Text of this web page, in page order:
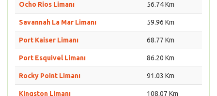
Ocho Rios Limanı 56.74 Km
Savannah La Mar Limanı 59.96 Km
Port Kaiser Limanı 68.77 Km
Port Esquivel Limanı 86.20 Km
Rocky Point Limanı 91.03 Km
Kingston Limanı 108.07 Km